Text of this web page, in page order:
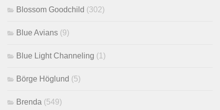
Blossom Goodchild (302)
Blue Avians (9)
Blue Light Channeling (1)
Börge Höglund (5)
Brenda (549)